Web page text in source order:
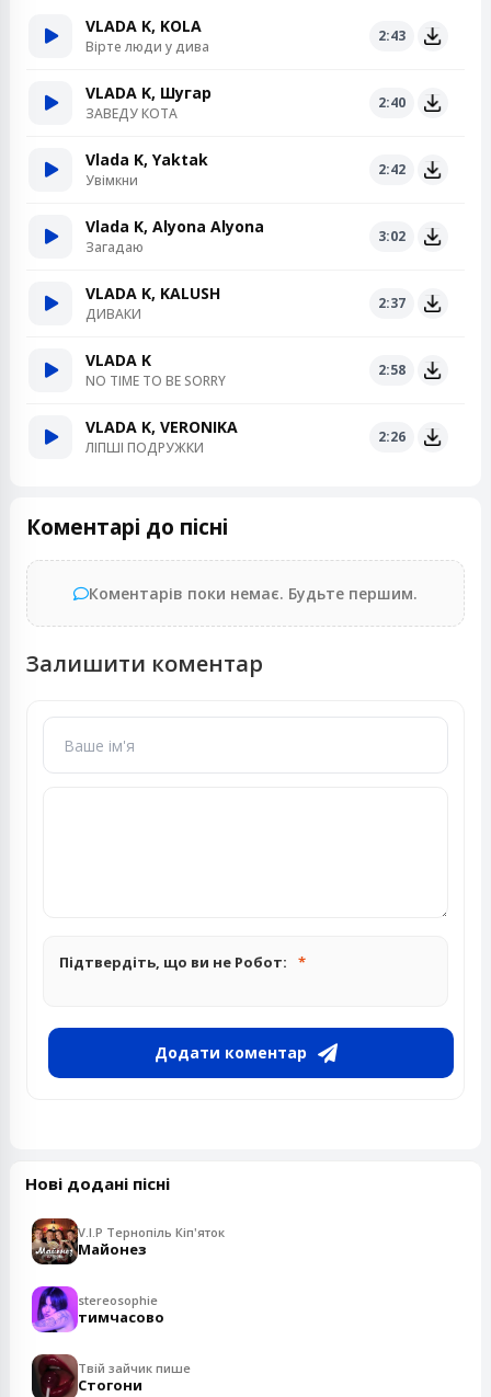
VLADA K, KOLA
Вірте люди у дива
2:43
VLADA K, Шугар
ЗАВЕДУ КОТА
2:40
Vlada K, Yaktak
Увімкни
2:42
Vlada K, Alyona Alyona
Загадаю
3:02
VLADA K, KALUSH
ДИВАКИ
2:37
VLADA K
NO TIME TO BE SORRY
2:58
VLADA K, VERONIKA
ЛІПШІ ПОДРУЖКИ
2:26
Коментарі до пісні
Коментарів поки немає. Будьте першим.
Залишити коментар
Підтвердіть, що ви не Робот:
Додати коментар
Нові додані пісні
V.I.P Тернопіль Кіп'яток
Майонез
stereosophie
тимчасово
Твій зайчик пише
Стогони